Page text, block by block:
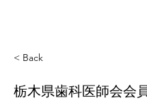
< Back
栃木県歯科医師会会